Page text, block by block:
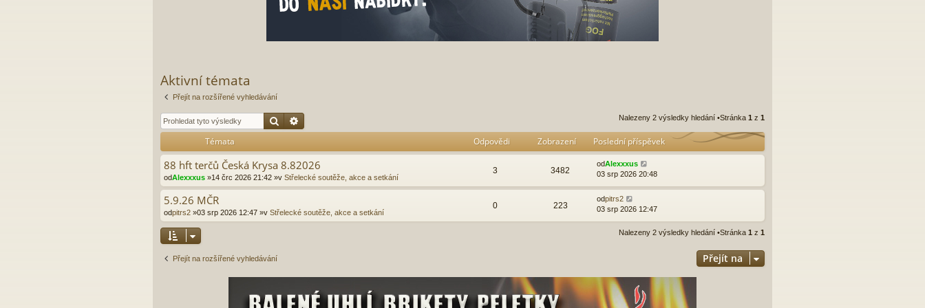
Aktivní témata
Přejít na rozšířené vyhledávání
Hledat Nalezeny 2 výsledky hledání •Stránka 1 z 1
Témata Odpovědi Zobrazení Poslední příspěvek
88 hft terčů Česká Krysa 8.82026
odAlexxxus »14 črc 2026 21:42 »v Střelecké soutěže, akce a setkání
3 3482
odAlexxxus
03 srp 2026 20:48
5.9.26 MČR
odpitrs2 »03 srp 2026 12:47 »v Střelecké soutěže, akce a setkání
0 223
odpitrs2
03 srp 2026 12:47
Nalezeny 2 výsledky hledání •Stránka 1 z 1
Přejít na rozšířené vyhledávání Přejít na